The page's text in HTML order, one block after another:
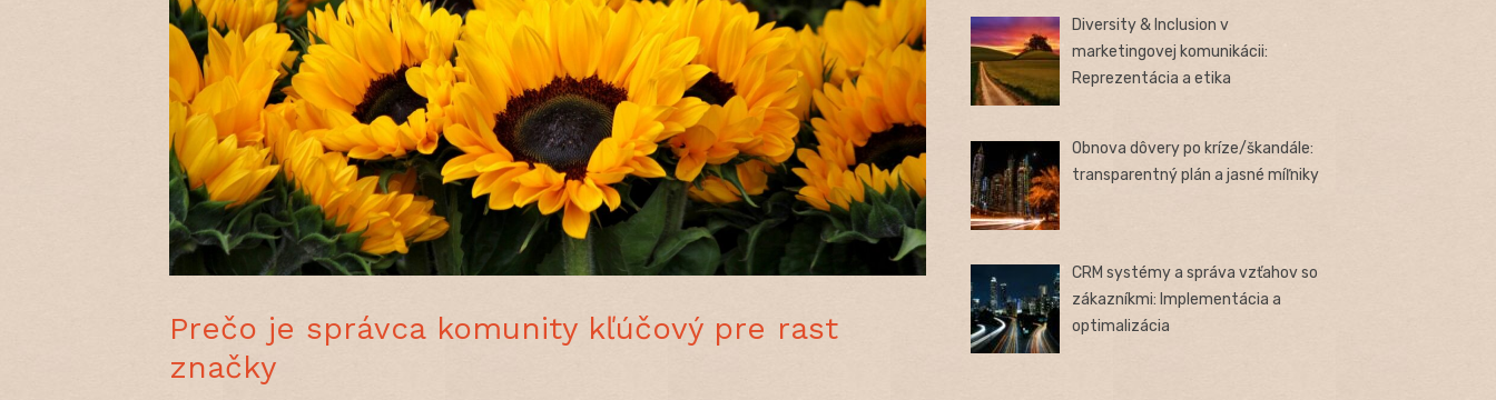
Prečo je správca komunity kľúčový pre rast
značky
Diversity & Inclusion v
marketingovej komunikácii:
Reprezentácia a etika
Obnova dôvery po kríze/škandále:
transparentný plán a jasné míľniky
CRM systémy a správa vzťahov so
zákazníkmi: Implementácia a
optimalizácia